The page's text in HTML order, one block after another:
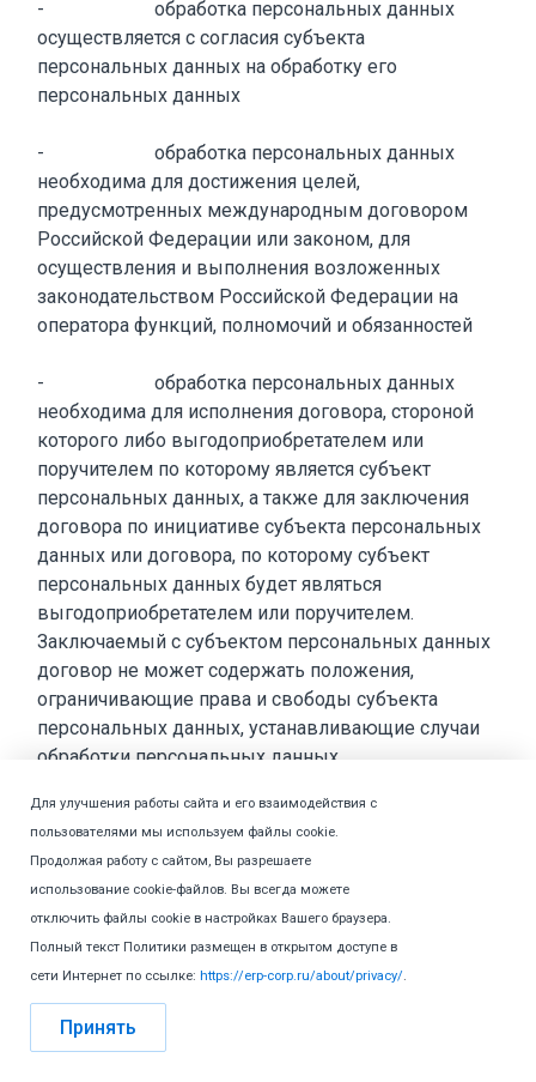
- обработка персональных данных
осуществляется с согласия субъекта
персональных данных на обработку его
персональных данных
- обработка персональных данных
необходима для достижения целей,
предусмотренных международным договором
Российской Федерации или законом, для
осуществления и выполнения возложенных
законодательством Российской Федерации на
оператора функций, полномочий и обязанностей
- обработка персональных данных
необходима для исполнения договора, стороной
которого либо выгодоприобретателем или
поручителем по которому является субъект
персональных данных, а также для заключения
договора по инициативе субъекта персональных
данных или договора, по которому субъект
персональных данных будет являться
выгодоприобретателем или поручителем.
Заключаемый с субъектом персональных данных
договор не может содержать положения,
ограничивающие права и свободы субъекта
персональных данных, устанавливающие случаи
обработки персональных данных
предусмотрено законодательством Российской
Федерации, а также положения, допускающие в
качестве условия заключения договора
бездействие субъекта персональных данных
5.9. Обработка специальных категорий
персональных данных допускается ОБЩЕСТВОМ С
ОГРАНИЧЕННОЙ ОТВЕТСТВЕННОСТЬЮ "АПРЕЛЬ
СОФТ" в случаях, определенных статьей 10
Для улучшения работы сайта и его взаимодействия с
пользователями мы используем файлы cookie.
Продолжая работу с сайтом, Вы разрешаете
использование cookie-файлов. Вы всегда можете
отключить файлы cookie в настройках Вашего браузера.
Полный текст Политики размещен в открытом доступе в
сети Интернет по ссылке: https://erp-corp.ru/about/privacy/.
Принять